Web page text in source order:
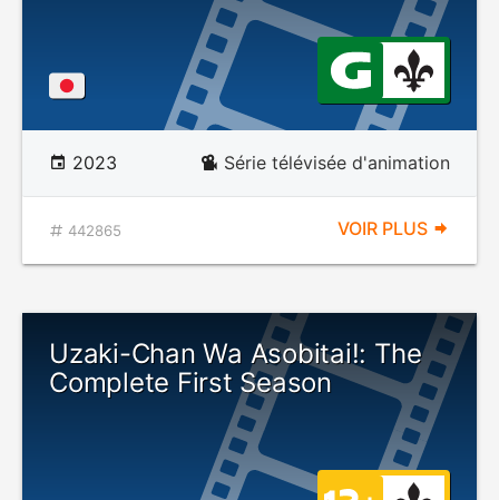
2023 Série télévisée d'animation
442865 VOIR PLUS
Uzaki-Chan Wa Asobitai!: The
Complete First Season